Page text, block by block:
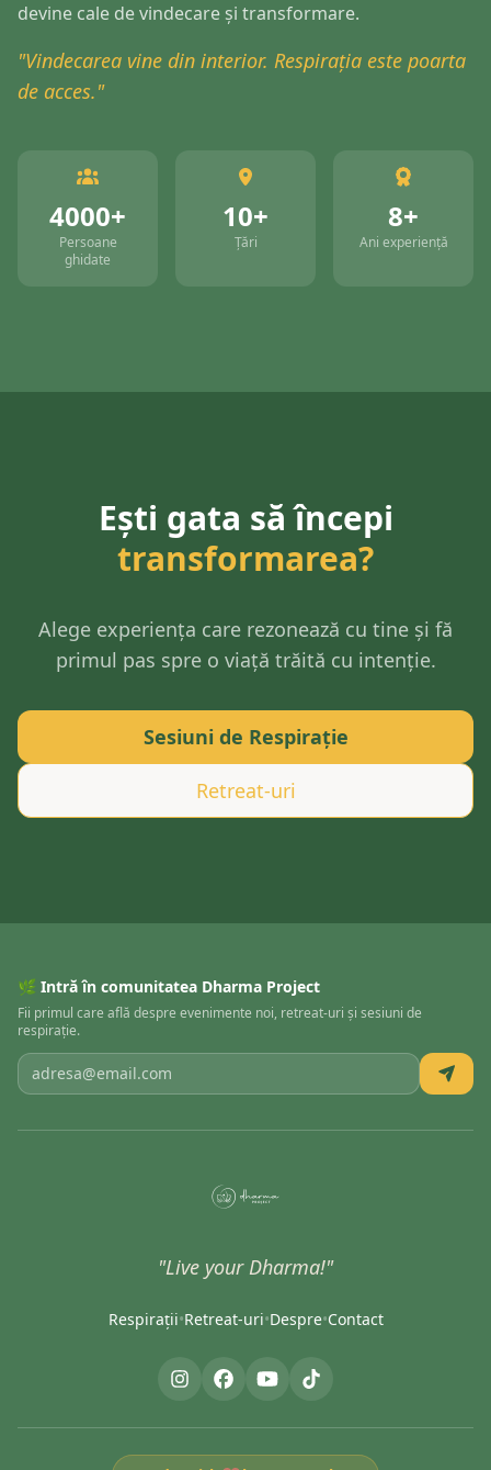
devine cale de vindecare și transformare.
"Vindecarea vine din interior. Respirația este poarta
de acces."
4000+
Persoane
ghidate
10+
Țări
8+
Ani experiență
Ești gata să începi
transformarea?
Alege experiența care rezonează cu tine și fă
primul pas spre o viață trăită cu intenție.
Sesiuni de Respirație
Retreat-uri
🌿 Intră în comunitatea Dharma Project
Fii primul care află despre evenimente noi, retreat-uri și sesiuni de
respirație.
"Live your Dharma!"
Respirații•Retreat-uri•Despre•Contact